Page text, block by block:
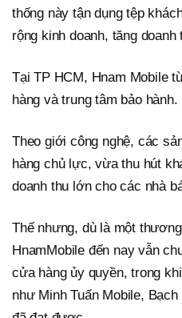
thống này tận dụng tệp
rộng kinh doanh, tăng doanh
Tại TP HCM, Hnam Mobile
hàng và trung tâm bảo hành.
Theo giới công nghệ, các
hàng chủ lực, vừa thu hút
doanh thu lớn cho các nhà
Thế nhưng, dù là một
HnamMobile đến nay vẫn
cửa hàng ủy quyền, trong
như Minh Tuấn Mobile,